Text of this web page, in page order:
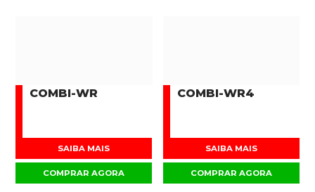
COMBI-WR
SAIBA MAIS
COMPRAR AGORA
COMBI-WR4
SAIBA MAIS
COMPRAR AGORA